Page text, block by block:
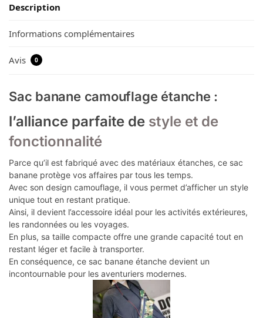
Description
Informations complémentaires
Avis 0
Sac banane camouflage étanche :
l’alliance parfaite de style et de
fonctionnalité
Parce qu’il est fabriqué avec des matériaux étanches, ce sac
banane protège vos affaires par tous les temps.
Avec son design camouflage, il vous permet d’afficher un style
unique tout en restant pratique.
Ainsi, il devient l’accessoire idéal pour les activités extérieures,
les randonnées ou les voyages.
En plus, sa taille compacte offre une grande capacité tout en
restant léger et facile à transporter.
En conséquence, ce sac banane étanche devient un
incontournable pour les aventuriers modernes.